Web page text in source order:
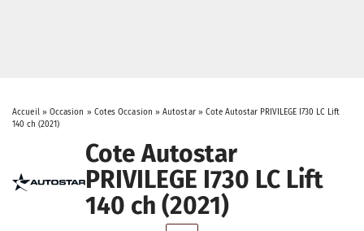
Accueil» Occasion » Cotes Occasion » Autostar» Cote Autostar PRIVILEGE I730 LC Lift
140 ch (2021)
Cote Autostar
PRIVILEGE I730 LC Lift
140 ch (2021)